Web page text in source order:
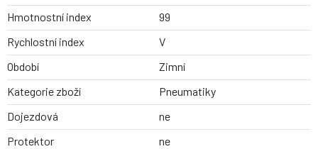
Hmotnostní index
99
Rychlostní index
V
Období
Zimní
Kategorie zboží
Pneumatiky
Dojezdová
ne
Protektor
ne